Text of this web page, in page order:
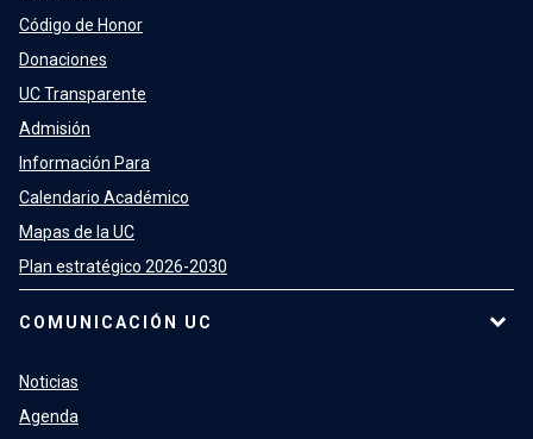
Código de Honor
Donaciones
UC Transparente
Admisión
Información Para
Calendario Académico
Mapas de la UC
Plan estratégico 2026-2030
COMUNICACIÓN UC
Noticias
Agenda